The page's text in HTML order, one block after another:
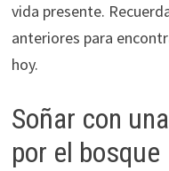
vida presente.
anteriores para
hoy.
Soñar con
por el bosque